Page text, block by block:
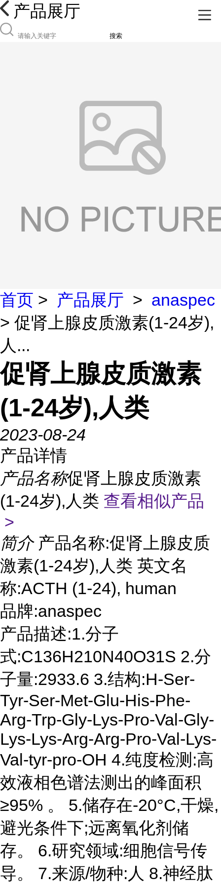
产品展厅
搜索
首页 > 产品展厅 > anaspec
> 促肾上腺皮质激素(1-24岁),
人...
促肾上腺皮质激素
(1-24岁),人类
2023-08-24
产品详情
产品名称促肾上腺皮质激素
(1-24岁),人类 查看相似产品
>
简介 产品名称:促肾上腺皮质
激素(1-24岁),人类 英文名
称:ACTH (1-24), human
品牌:anaspec
产品描述:1.分子
式:C136H210N40O31S 2.分
子量:2933.6 3.结构:H-Ser-
Tyr-Ser-Met-Glu-His-Phe-
Arg-Trp-Gly-Lys-Pro-Val-Gly-
Lys-Lys-Arg-Arg-Pro-Val-Lys-
Val-tyr-pro-OH 4.纯度检测:高
效液相色谱法测出的峰面积
≥95% 。 5.储存在-20°C,干燥,
避光条件下;远离氧化剂储
存。 6.研究领域:细胞信号传
导。 7.来源/物种:人 8.神经肽